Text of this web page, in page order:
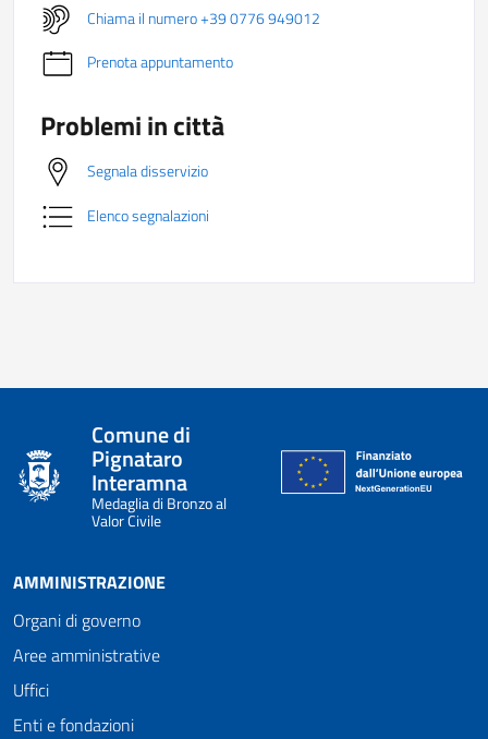
Chiama il numero +39 0776 949012
Prenota appuntamento
Problemi in città
Segnala disservizio
Elenco segnalazioni
Comune di
Pignataro
Interamna
Medaglia di Bronzo al
Valor Civile
AMMINISTRAZIONE
Organi di governo
Aree amministrative
Uffici
Enti e fondazioni